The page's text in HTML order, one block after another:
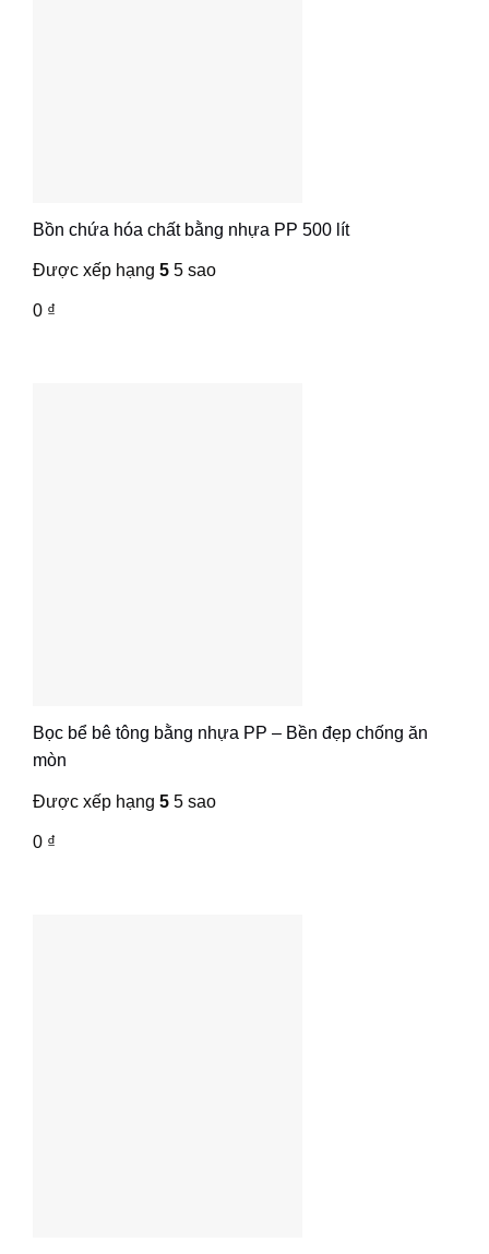
Bồn chứa hóa chất bằng nhựa PP 500 lít
Được xếp hạng 5 5 sao
0 ₫
Bọc bể bê tông bằng nhựa PP – Bền đẹp chống ăn
mòn
Được xếp hạng 5 5 sao
0 ₫